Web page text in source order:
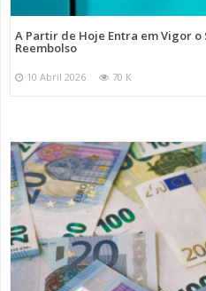
A Partir de Hoje Entra em Vigor o
Reembolso
10 Abril 2026 70 K